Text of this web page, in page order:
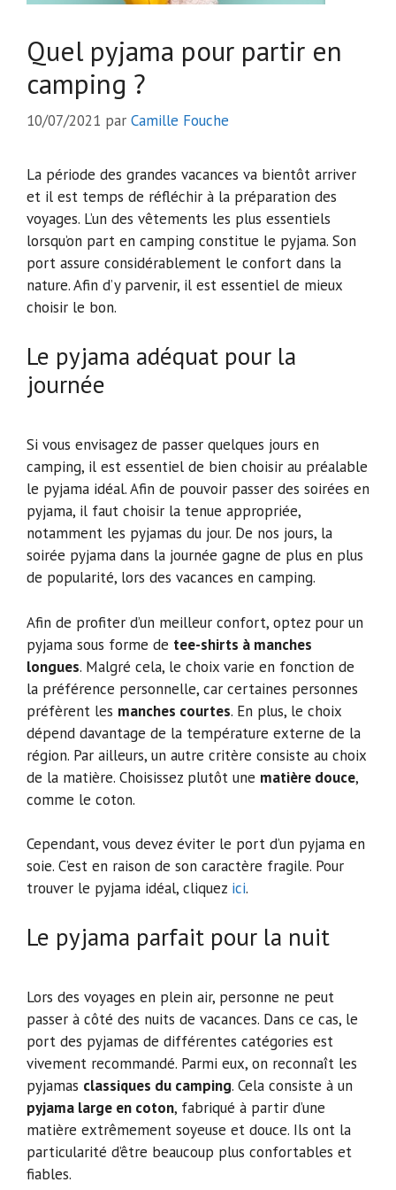
Quel pyjama pour partir en
camping ?
10/07/2021 par Camille Fouche
La période des grandes vacances va bientôt arriver
et il est temps de réfléchir à la préparation des
voyages. L’un des vêtements les plus essentiels
lorsqu’on part en camping constitue le pyjama. Son
port assure considérablement le confort dans la
nature. Afin d’y parvenir, il est essentiel de mieux
choisir le bon.
Le pyjama adéquat pour la
journée
Si vous envisagez de passer quelques jours en
camping, il est essentiel de bien choisir au préalable
le pyjama idéal. Afin de pouvoir passer des soirées en
pyjama, il faut choisir la tenue appropriée,
notamment les pyjamas du jour. De nos jours, la
soirée pyjama dans la journée gagne de plus en plus
de popularité, lors des vacances en camping.
Afin de profiter d’un meilleur confort, optez pour un
pyjama sous forme de tee-shirts à manches
longues. Malgré cela, le choix varie en fonction de
la préférence personnelle, car certaines personnes
préfèrent les manches courtes. En plus, le choix
dépend davantage de la température externe de la
région. Par ailleurs, un autre critère consiste au choix
de la matière. Choisissez plutôt une matière douce,
comme le coton.
Cependant, vous devez éviter le port d’un pyjama en
soie. C’est en raison de son caractère fragile. Pour
trouver le pyjama idéal, cliquez ici.
Le pyjama parfait pour la nuit
Lors des voyages en plein air, personne ne peut
passer à côté des nuits de vacances. Dans ce cas, le
port des pyjamas de différentes catégories est
vivement recommandé. Parmi eux, on reconnaît les
pyjamas classiques du camping. Cela consiste à un
pyjama large en coton, fabriqué à partir d’une
matière extrêmement soyeuse et douce. Ils ont la
particularité d’être beaucoup plus confortables et
fiables.